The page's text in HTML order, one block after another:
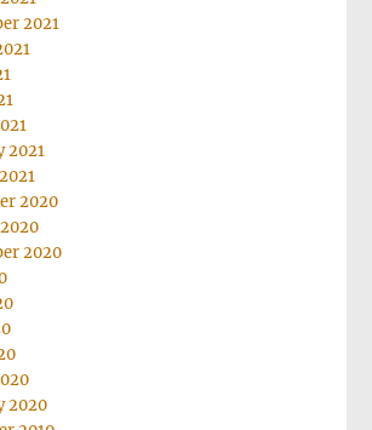
2021
2021
2020
2020
2020